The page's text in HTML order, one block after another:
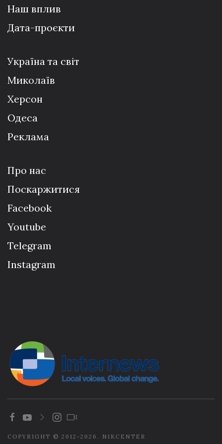
Наш вплив
Дата-проєкти
Україна та світ
Миколаїв
Херсон
Одеса
Реклама
Про нас
Поскаржитися
Facebook
Youtube
Telegram
Instagram
COPYRIGHT © 2012-2026. NIKCENTER